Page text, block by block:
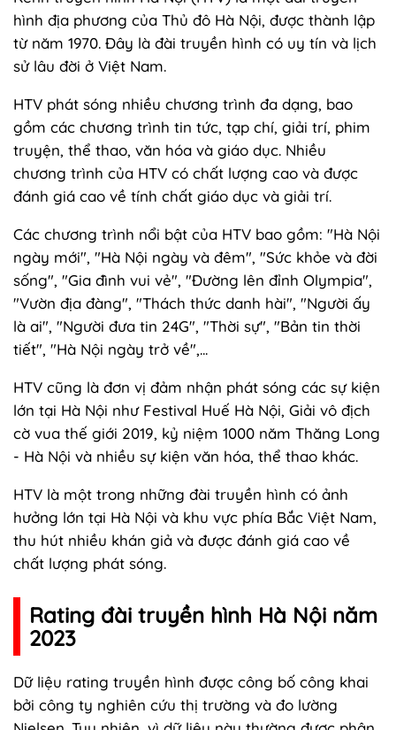
hình địa phương của Thủ đô Hà Nội, được thành lập
từ năm 1970. Đây là đài truyền hình có uy tín và lịch
sử lâu đời ở Việt Nam.
HTV phát sóng nhiều chương trình đa dạng, bao
gồm các chương trình tin tức, tạp chí, giải trí, phim
truyện, thể thao, văn hóa và giáo dục. Nhiều
chương trình của HTV có chất lượng cao và được
đánh giá cao về tính chất giáo dục và giải trí.
Các chương trình nổi bật của HTV bao gồm: "Hà Nội
ngày mới", "Hà Nội ngày và đêm", "Sức khỏe và đời
sống", "Gia đình vui vẻ", "Đường lên đỉnh Olympia",
"Vườn địa đàng", "Thách thức danh hài", "Người ấy
là ai", "Người đưa tin 24G", "Thời sự", "Bản tin thời
tiết", "Hà Nội ngày trở về",...
HTV cũng là đơn vị đảm nhận phát sóng các sự kiện
lớn tại Hà Nội như Festival Huế Hà Nội, Giải vô địch
cờ vua thế giới 2019, kỷ niệm 1000 năm Thăng Long
- Hà Nội và nhiều sự kiện văn hóa, thể thao khác.
HTV là một trong những đài truyền hình có ảnh
hưởng lớn tại Hà Nội và khu vực phía Bắc Việt Nam,
thu hút nhiều khán giả và được đánh giá cao về
chất lượng phát sóng.
Rating đài truyền hình Hà Nội năm
2023
Dữ liệu rating truyền hình được công bố công khai
bởi công ty nghiên cứu thị trường và đo lường